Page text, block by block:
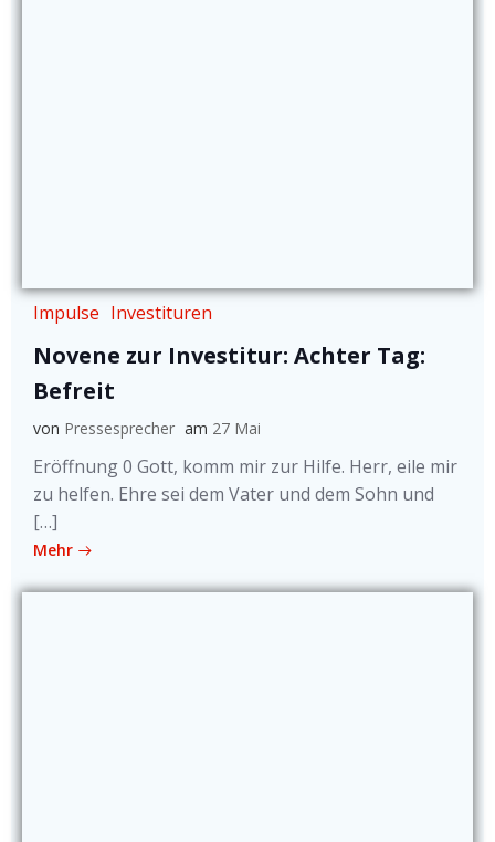
Impulse Investituren
Novene zur Investitur: Achter Tag:
Befreit
von Pressesprecher am 27 Mai
Eröffnung 0 Gott, komm mir zur Hilfe. Herr, eile mir
zu helfen. Ehre sei dem Vater und dem Sohn und
[…]
Mehr